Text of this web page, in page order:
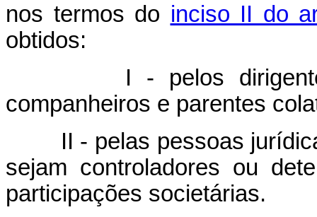
nos termos do inciso II do
obtidos:
I - pelos dirigentes
companheiros e parentes
II - pelas pessoas
sejam controladores ou
participações societárias.